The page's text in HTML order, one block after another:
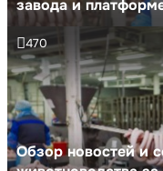
завода и
Обзор новостей и
470